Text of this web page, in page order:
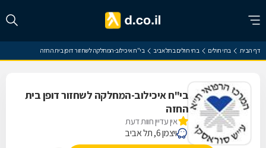
דף הבית בתי חולים בתי חולים בתל אביב בי"ח איכילוב-המחלקה לשחזור דופן בית החזה
בי"ח איכילוב-המחלקה לשחזור דופן בית
החזה
אין עדיין חוות דעת
ויצמן 6, תל אביב